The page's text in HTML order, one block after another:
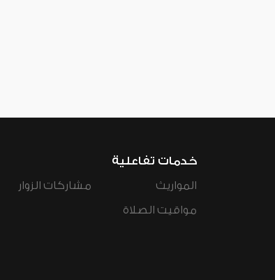
خدمات تفاعلية
المواريث
مواقيت الصلاة
مشاركات الزوار